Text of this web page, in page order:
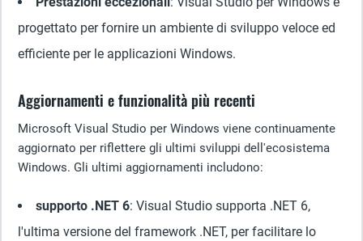
progettato per fornire un ambiente di sviluppo veloce ed
efficiente per le applicazioni Windows.
Aggiornamenti e funzionalità più recenti
Microsoft Visual Studio per Windows viene continuamente
aggiornato per riflettere gli ultimi sviluppi dell'ecosistema
Windows. Gli ultimi aggiornamenti includono:
supporto .NET 6: Visual Studio supporta .NET 6,
l'ultima versione del framework .NET, per facilitare lo